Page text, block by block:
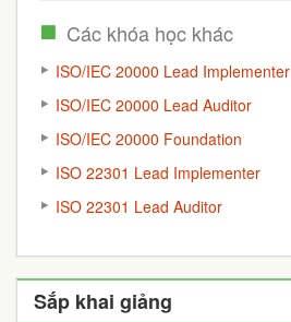
Các khóa học khác
ISO/IEC 20000 Lead Implementer
ISO/IEC 20000 Lead Auditor
ISO/IEC 20000 Foundation
ISO 22301 Lead Implementer
ISO 22301 Lead Auditor
Sắp khai giảng